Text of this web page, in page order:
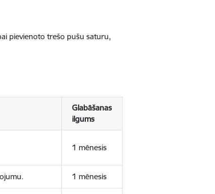
pievienoto trešo pušu saturu,
Glabāšanas
ilgums
1 mēnesis
1 mēnesis